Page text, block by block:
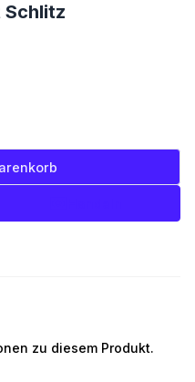
Schlitz
zu diesem Produkt.